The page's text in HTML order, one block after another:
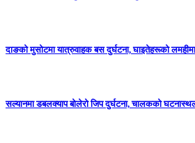
दाङकाे मुसोटमा यात्रुवाहक बस दुर्घटना, घाइतेहरूको
सल्यानमा डबलक्याप बोलेरो जिप दुर्घटना, चालकको